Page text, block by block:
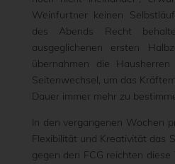
Weinfurtner keinen
des Abends Recht
ausgeglichenen ersten
übernahmen die
Seitenwechsel, um das
Dauer immer mehr zu
In den vergangenen Wochen
Flexibilität und Kreativität das
gegen den FCG reichten